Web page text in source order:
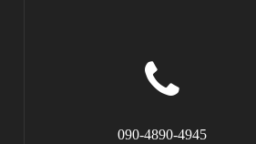
090-4890-4945